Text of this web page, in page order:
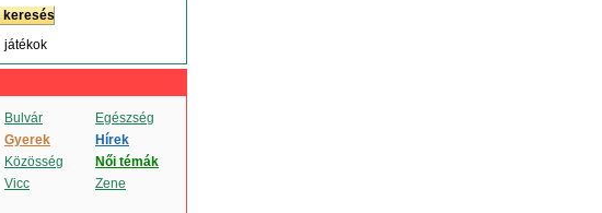
játékok
Bulvár
Egészség
Gyerek
Hírek
Közösség
Női témák
Vicc
Zene